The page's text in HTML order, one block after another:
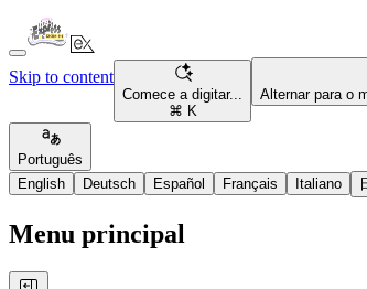
Skip to content
Comece a digitar...
⌘ K
Alternar para o
Português
English
Deutsch Español Français Italiano
Menu principal